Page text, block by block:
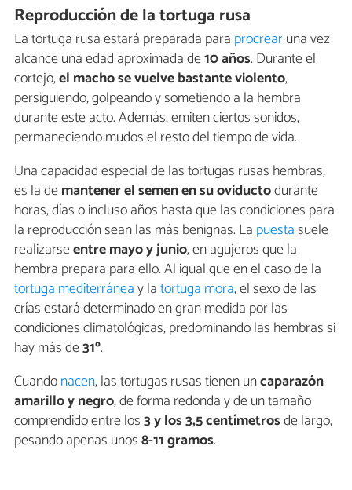
Reproducción de la tortuga rusa
La tortuga rusa estará preparada para procrearuna vez
alcance una edad aproximada de10 años. Durante el
cortejo,el macho se vuelve bastante violento,
persiguiendo, golpeando y sometiendo a la hembra
durante este acto. Además, emiten ciertos sonidos,
permaneciendo mudos el resto del tiempo de vida.
Una capacidad especial de las tortugas rusas hembras,
es la demantener el semen en su oviductodurante
horas, días o incluso años hasta que las condiciones para
la reproducción sean las más benignas. La puestasuele
realizarseentre mayo y junio, en agujeros que la
hembra prepara para ello. Al igual que en el caso de la
tortuga mediterráneay latortuga mora, el sexo de las
crías estará determinado en gran medida por las
condiciones climatológicas, predominando las hembras si
hay más de31º.
Cuandonacen, las tortugas rusas tienen uncaparazón
amarillo y negro, de forma redonda y de un tamaño
comprendido entre los3 y los 3,5 centímetrosde largo,
pesando apenas unos8-11 gramos.